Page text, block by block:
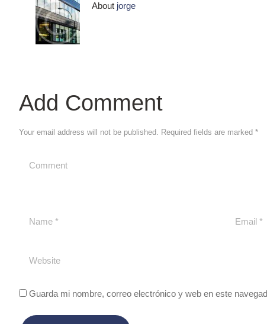
About jorge
Add Comment
Your email address will not be published. Required fields are marked *
Guarda mi nombre, correo electrónico y web en este